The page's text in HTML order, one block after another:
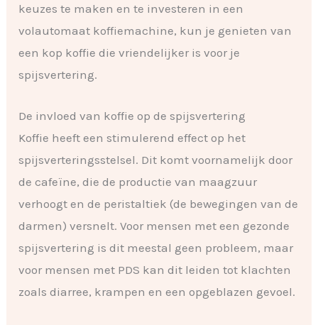
keuzes te maken en te investeren in een
volautomaat koffiemachine, kun je genieten van
een kop koffie die vriendelijker is voor je
spijsvertering.
De invloed van koffie op de spijsvertering
Koffie heeft een stimulerend effect op het
spijsverteringsstelsel. Dit komt voornamelijk door
de cafeïne, die de productie van maagzuur
verhoogt en de peristaltiek (de bewegingen van de
darmen) versnelt. Voor mensen met een gezonde
spijsvertering is dit meestal geen probleem, maar
voor mensen met PDS kan dit leiden tot klachten
zoals diarree, krampen en een opgeblazen gevoel.